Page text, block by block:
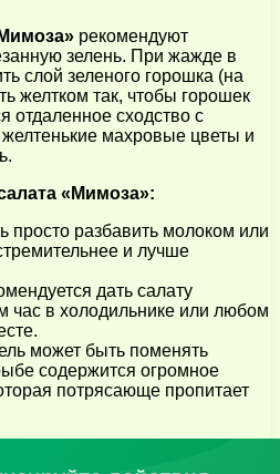
рекомендуют
зелень. При жажде в
слой зеленого горошка (на
желтком так, чтобы горошек
отдаленное сходство с
махровые цветы и
«Мимоза»:
просто разбавить молоком или
и лучше
дать салату
час в холодильнике или любом
может быть поменять
содержится огромное
потрясающе пропитает